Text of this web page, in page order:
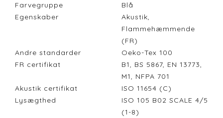
Farvegruppe
Blå
Egenskaber
Akustik,
Flammehæmmende
(FR)
Andre standarder
Oeko-Tex 100
FR certifikat
B1, BS 5867, EN 13773,
M1, NFPA 701
Akustik certifikat
ISO 11654 (C)
Lysægthed
ISO 105 B02 SCALE 4/5
(1-8)